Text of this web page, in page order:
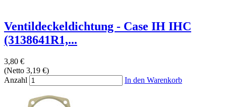
Ventildeckeldichtung - Case IH IHC
(3138641R1,...
3,80 €
(Netto 3,19 €)
Anzahl
In den Warenkorb